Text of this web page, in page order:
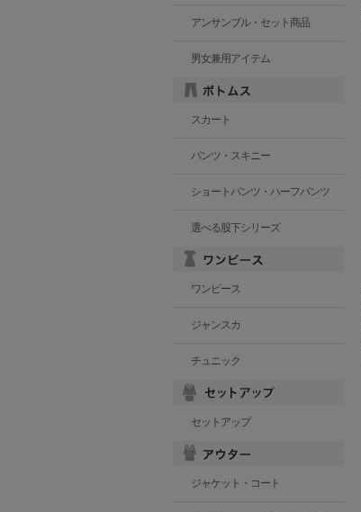
アンサンブル・セット商品
男女兼用アイテム
スカート
パンツ・スキニー
ショートパンツ・ハーフパンツ
選べる股下シリーズ
ワンピース
ジャンスカ
チュニック
セットアップ
ジャケット・コート